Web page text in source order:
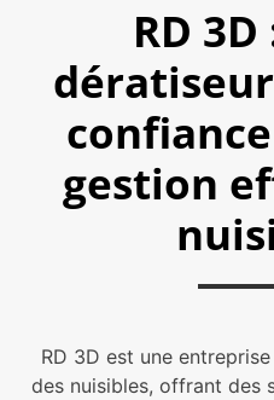
RD
gestion
RD 3D est une
des nuisibles, offrant des